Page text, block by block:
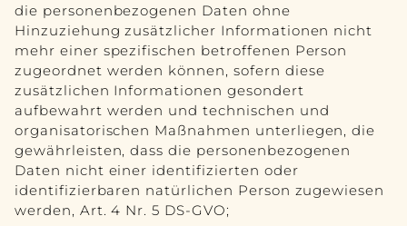
die personenbezogenen Daten ohne
Hinzuziehung zusätzlicher Informationen nicht
mehr einer spezifischen betroffenen Person
zugeordnet werden können, sofern diese
zusätzlichen Informationen gesondert
aufbewahrt werden und technischen und
organisatorischen Maßnahmen unterliegen, die
gewährleisten, dass die personenbezogenen
Daten nicht einer identifizierten oder
identifizierbaren natürlichen Person zugewiesen
werden, Art. 4 Nr. 5 DS-GVO;